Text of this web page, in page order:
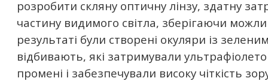
розробити скляну оптичну лінзу, здатну
частину видимого світла, зберігаючи
результаті були створені окуляри із
відбивають, які затримували
промені і забезпечували високу чіткість